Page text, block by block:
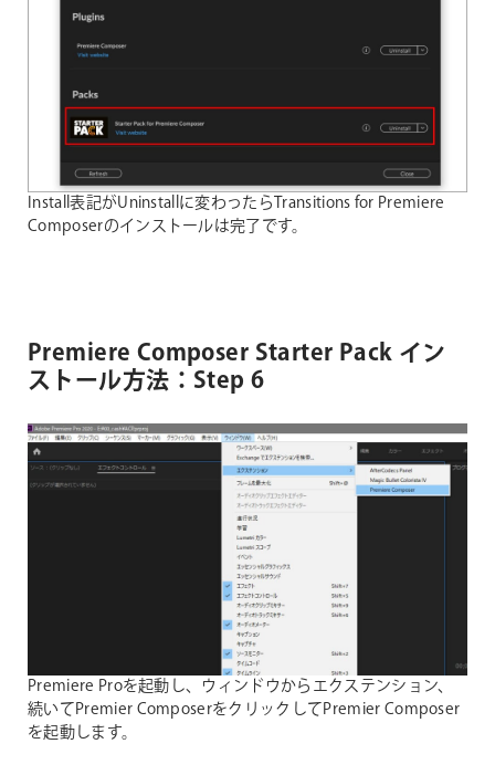
Install表記がUninstallに変わったらTransitions for Premiere
Composerのインストールは完了です。
Premiere Composer Starter Pack イン
ストール方法：Step 6
Premiere Proを起動し、ウィンドウからエクステンション、
続いてPremier ComposerをクリックしてPremier Composer
を起動します。